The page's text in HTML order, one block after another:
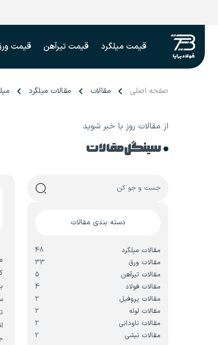
قیمت میلگرد قیمت تیرآهن قیمت
صفحه اصلی مقالات مقالات میلگرد
از مقالات روز با خبر شوید
سینگل مقالات
دسته بندی مقالات
مقالات میلگرد
48
مقالات ورق
33
مقالات تیرآهن
5
مقالات فولاد
4
مقالات پروفیل
2
مقالات لوله
2
مقالات ناودانی
2
مقالات نبشی
2